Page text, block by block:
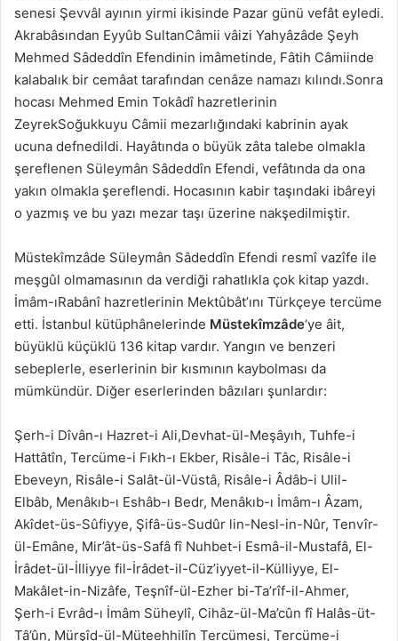
senesi Şevvâl ayının yirmi ikisinde Pazar günü vefât eyledi.
Akrabâsından Eyyûb SultanCâmii vâizi Yahyâzâde Şeyh
Mehmed Sâdeddîn Efendinin imâmetinde, Fâtih Câmiinde
kalabalık bir cemâat tarafından cenâze namazı kılındı.Sonra
hocası Mehmed Emin Tokâdî hazretlerinin
ZeyrekSoğukkuyu Câmii mezarlığındaki kabrinin ayak
ucuna defnedildi. Hayâtında o büyük zâta talebe olmakla
şereflenen Süleymân Sâdeddîn Efendi, vefâtında da ona
yakın olmakla şereflendi. Hocasının kabir taşındaki ibâreyi
o yazmış ve bu yazı mezar taşı üzerine nakşedilmiştir.
Müstekîmzâde Süleymân Sâdeddîn Efendi resmî vazîfe ile
meşgûl olmamasının da verdiği rahatlıkla çok kitap yazdı.
İmâm-ıRabânî hazretlerinin Mektûbât’ını Türkçeye tercüme
etti. İstanbul kütüphânelerinde Müstekîmzâde‘ye âit,
büyüklü küçüklü 136 kitap vardır. Yangın ve benzeri
sebeplerle, eserlerinin bir kısmının kaybolması da
mümkündür. Diğer eserlerinden bâzıları şunlardır:
Şerh-i Dîvân-ı Hazret-i Ali,Devhat-ül-Meşâyıh, Tuhfe-i
Hattâtîn, Tercüme-i Fıkh-ı Ekber, Risâle-i Tâc, Risâle-i
Ebeveyn, Risâle-i Salât-ül-Vüstâ, Risâle-i Âdâb-i Ulil-
Elbâb, Menâkıb-ı Eshâb-ı Bedr, Menâkıb-ı İmâm-ı Âzam,
Akîdet-üs-Sûfiyye, Şifâ-üs-Sudûr lin-Nesl-in-Nûr, Tenvîr-
ül-Emâne, Mir’ât-üs-Safâ fî Nuhbet-i Esmâ-il-Mustafâ, El-
İrâdet-ül-İlliyye fil-İrâdet-il-Cüz’iyyet-il-Külliyye, El-
Makâlet-in-Nizâfe, Teşnîf-ül-Ezher bi-Ta’rîf-il-Ahmer,
Şerh-i Evrâd-ı İmâm Süheylî, Cihâz-ül-Ma’cûn fî Halâs-üt-
Tâ’ûn, Mürşîd-ül-Müteehhilîn Tercümesi, Tercüme-i